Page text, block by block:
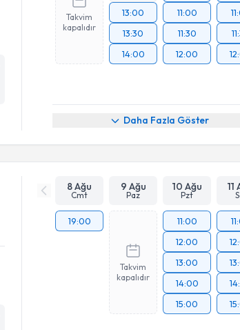
Takvim
kapalıdır
13:00
13:30
14:00
11:00
11:30
12:00
Daha Fazla Göster
8 Ağu
Cmt
9 Ağu
Paz
10 Ağu
Pzt
11
19:00
Takvim
kapalıdır
11:00
12:00
13:00
14:00
15:00